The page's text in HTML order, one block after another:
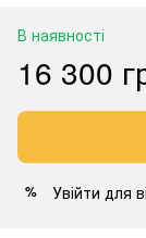
В наявності
16 300
% Увійти для